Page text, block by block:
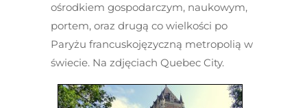
ośrodkiem gospodarczym, naukowym,
portem, oraz drugą co wielkości po
Paryżu francuskojęzyczną metropolią w
świecie. Na zdjęciach Quebec City.